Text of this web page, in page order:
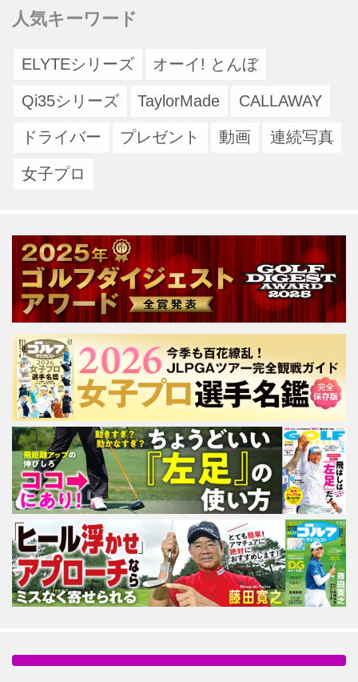
人気キーワード
ELYTEシリーズ オーイ! とんぼ
Qi35シリーズ TaylorMade CALLAWAY
ドライバー プレゼント 動画 連続写真
女子プロ